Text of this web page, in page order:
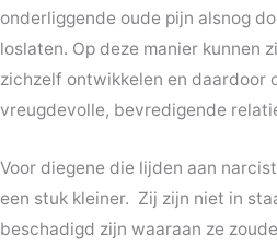
onderliggende oude pijn alsnog
loslaten. Op deze manier kunnen
zichzelf ontwikkelen en daardoor
vreugdevolle, bevredigende
Voor diegene die lijden aan
een stuk kleiner. Zij zijn niet in
beschadigd zijn waaraan ze